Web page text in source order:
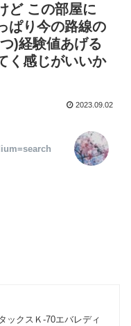
ど この部屋に
ぱり今の路線の
)経験値あげる
く感じがいいか
2023.09.02
ックスＫ-70エバレディ